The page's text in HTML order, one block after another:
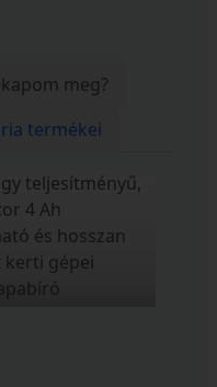
meg?
termékei
teljesítményű,
4 Ah
és hosszan
gépei
választás
beépített LED-es